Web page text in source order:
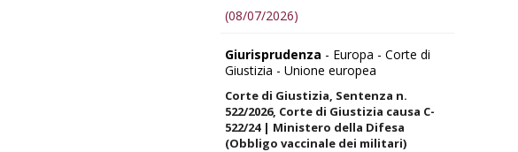
(08/07/2026)
Giurisprudenza - Europa - Corte di
Giustizia - Unione europea
Corte di Giustizia, Sentenza n.
522/2026, Corte di Giustizia causa C-
522/24 | Ministero della Difesa
(Obbligo vaccinale dei militari)